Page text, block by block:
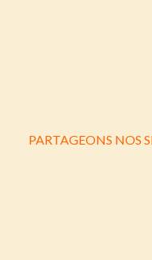
PARTAGEONS NOS